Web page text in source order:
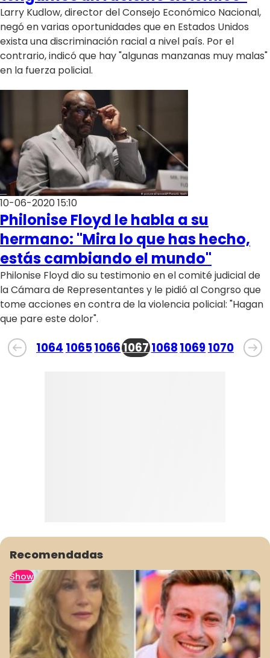
Larry Kudlow, director del Consejo Económico Nacional,
negó en varias oportunidades que en Estados Unidos
exista una discriminación racial a nivel país. Por el
contrario, indicó que hay "algunas manzanas muy malas"
en la fuerza policial.
10-06-2020 15:10
Philonise Floyd le habla a su
hermano: "Mira lo que has hecho,
estás cambiando el mundo"
Philonise Floyd dio su testimonio en el comité judicial de
la Cámara de Representantes y le pidió al Congrso que
tome acciones en contra de la violencia policial: "Hagan
que pare este dolor".
Recomendadas
Show